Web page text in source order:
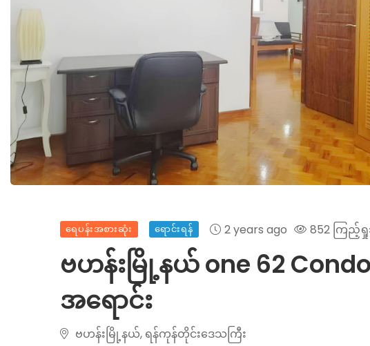
ရေပန်းအစားဆုံး ရောင်းရန် 2 years ago 852 ကြည့်
ဗဟန်းမြို့နယ် one 62
အရောင်း
ဗဟန်းမြို့နယ်, ရန်ကုန်တိုင်းဒေသကြီး